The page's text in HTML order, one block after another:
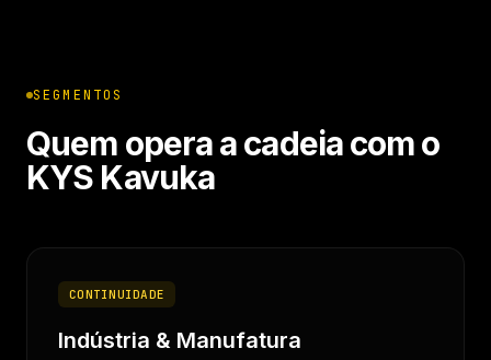
SEGMENTOS
Quem opera a cadeia com o
KYS Kavuka
CONTINUIDADE
Indústria & Manufatura